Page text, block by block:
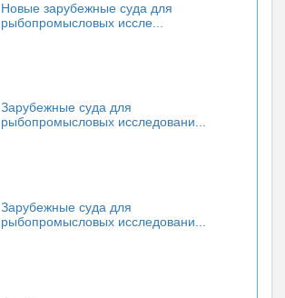
Новые зарубежные суда для
рыбопромысловых иссле...
Зарубежные суда для
рыбопромысловых исследовани...
Зарубежные суда для
рыбопромысловых исследовани...